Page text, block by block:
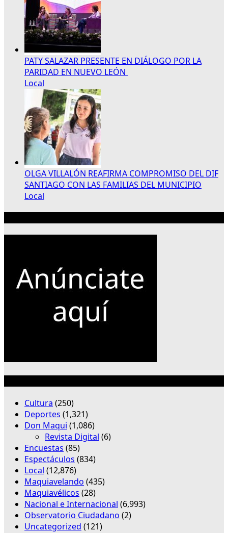
PATY SALAZAR PRESENTE EN DIÁLOGO POR LA
PARIDAD EN NUEVO LEÓN
Local
OLGA VILLALÓN REAFIRMA COMPROMISO DEL DIF
SANTIAGO CON LAS FAMILIAS DEL MUNICIPIO
Local
Cultura (250)
Deportes (1,321)
Don Maqui (1,086)
Revista Digital (6)
Encuestas (85)
Espectáculos (834)
Local (12,876)
Maquiavelando (435)
Maquiavélicos (28)
Nacional e Internacional (6,993)
Observatorio Ciudadano (2)
Uncategorized (121)